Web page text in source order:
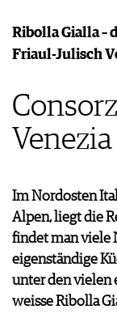
AUSGABE
ARCHIV
PORTRAITS
VINOPHILES
VORTEILSWELT
TRINKREIFETABELLE
ABO
NEWSLETTER
WINE TRADE CLUB
REDAKTION
JOBS
WERBUNG
PRESSE
Ribolla Gialla –
Friaul-Julisch
Im Nordosten
Alpen, liegt die
findet man viele
eigenständige
unter den vielen
weisse Ribolla